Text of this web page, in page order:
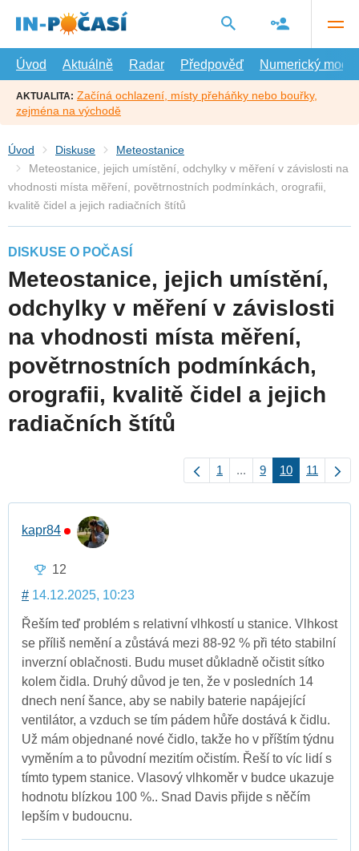
hlavní
Úvod
Aktuálně Radar Předpověď Numerický model
AKTUALITA: Začíná ochlazení, místy přeháňky nebo bouřky,
zejména na východě
Úvod Diskuse
Meteostanice
Meteostanice, jejich umístění, odchylky v měření v závislosti na
vhodnosti místa měření, povětrnostních podmínkách, orografii,
kvalitě čidel a jejich radiačních štítů
DISKUSE O POČASÍ
Meteostanice, jejich umístění,
odchylky v měření v závislosti
na vhodnosti místa měření,
povětrnostních podmínkách,
orografii, kvalitě čidel a jejich
radiačních štítů
1 ... 9 10 11
kapr84
12
# 14.12.2025, 10:23
Řeším teď problém s relativní vlhkostí u stanice. Vlhkost
se příliš nemění a zůstává mezi 88-92 % při této stabilní
inverzní oblačnosti. Budu muset důkladně očistit sítko
kolem čidla. Druhý důvod je ten, že v posledních 14
dnech není šance, aby se nabily baterie napájející
ventilátor, a vzduch se tím pádem hůře dostává k čidlu.
Už mám objednané nové čidlo, takže ho v příštím týdnu
vyměním a to původní mezitím očistím. Řeší to víc lidí s
tímto typem stanice. Vlasový vlhkoměr v budce ukazuje
hodnotu blízkou 100 %.. Snad Davis přijde s něčím
lepším v budoucnu.